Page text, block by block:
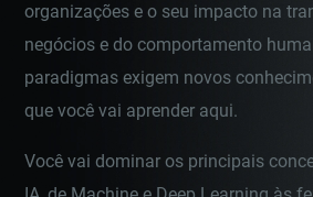
organizações e o seu impacto na
negócios e do comportamento
paradigmas exigem novos
que você vai aprender aqui.
Você vai dominar os principais